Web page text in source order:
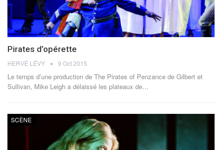
Pirates d’opérette
HERVÉ LÉVY 9 Oct 2015
Le temps d’une production de The Pirates of Penzance de Gilbert et
Sullivan, Mike Leigh a délaissé les plateaux de…
SCÈNE